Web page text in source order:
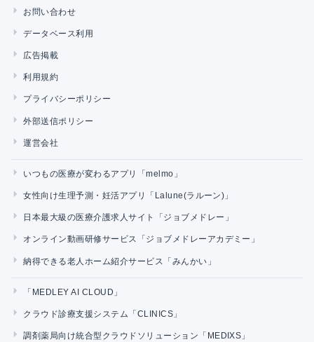
お問い合わせ
データベース利用
広告掲載
利用規約
プライバシーポリシー
外部送信ポリシー
運営会社
いつもの医療が変わるアプリ「melmo」
女性向け生理予測・妊活アプリ「Lalune(ラルーン)」
日本最大級の医療介護求人サイト「ジョブメドレー」
オンライン動画研修サービス「ジョブメドレーアカデミー」
納得できる老人ホーム紹介サービス「みんかい」
「MEDLEY AI CLOUD」
クラウド診療支援システム「CLINICS」
調剤薬局向け統合型クラウドソリューション「MEDIXS」